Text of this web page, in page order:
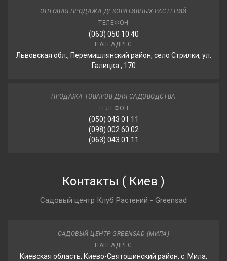
ОПТОВАЯ ПРОДАЖА ДЕКОРАТИВНЫХ РАСТЕНИЙ
ТЕЛЕФОН
(063) 050 10 40
НАШ АДРЕС
Львовская обл., Перемишлянский район, село Стрилки, ул.
Галицка , 170
ПРОДАЖА ТОВАРОВ ДЛЯ САДОВОДСТВА
ТЕЛЕФОН
(050) 043 01 11
(098) 002 60 02
(063) 043 01 11
Контакты ( Киев )
Садовый центр Клуб Растений - Greensad
САДОВЫЙ ЦЕНТР GREENSAD (МИЛА)
НАШ АДРЕС
Киевская область, Киево-Святошинский район, с. Мила,